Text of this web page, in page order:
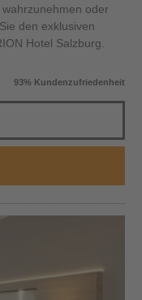
oder
den exklusiven
Hotel Salzburg.
93% Kundenzufriedenheit